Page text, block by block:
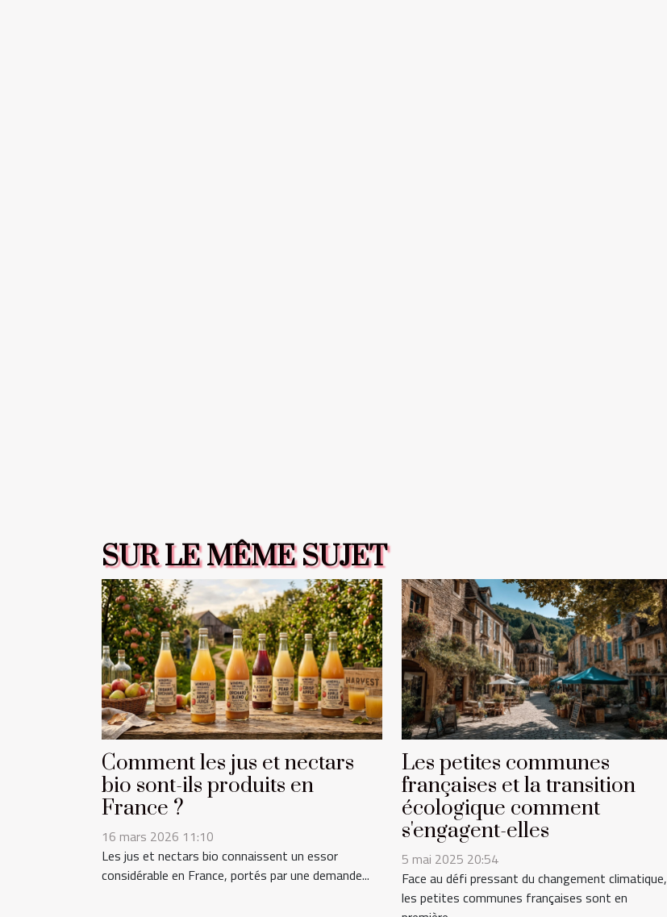
SUR LE MÊME SUJET
Comment les jus et nectars
bio sont-ils produits en
France ?
16 mars 2026 11:10
Les jus et nectars bio connaissent un essor
considérable en France, portés par une demande...
Les petites communes
françaises et la transition
écologique comment
s'engagent-elles
5 mai 2025 20:54
Face au défi pressant du changement climatique,
les petites communes françaises sont en